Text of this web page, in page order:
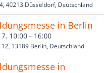
40213 Düsseldorf, Deutschland
in Berlin
10:00 - 16:00
13189 Berlin, Deutschland
in